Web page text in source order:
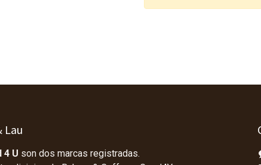
Lau
4 U son dos marcas registradas.